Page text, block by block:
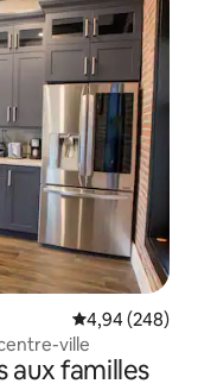
Note
4,94 (248)
ville
aux familles